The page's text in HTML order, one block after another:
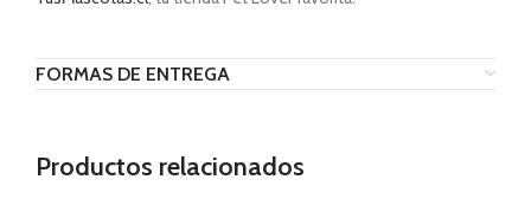
FORMAS DE ENTREGA
Productos relacionados